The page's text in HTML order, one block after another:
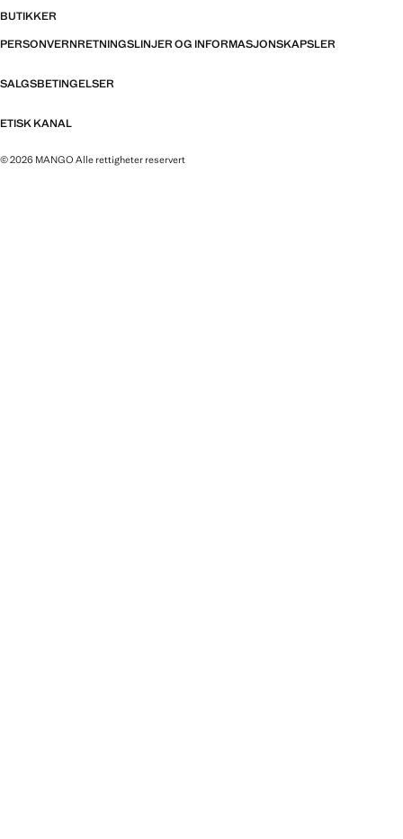
BUTIKKER
PERSONVERNRETNINGSLINJER OG INFORMASJONSKAPSLER
SALGSBETINGELSER
ETISK KANAL
© 2026 MANGO Alle rettigheter reservert